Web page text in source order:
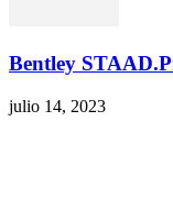
Bentley
julio 14, 2023